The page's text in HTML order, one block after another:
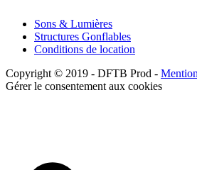
Sons & Lumières
Structures Gonflables
Conditions de location
Copyright © 2019 - DFTB Prod -
Gérer le consentement aux cookies